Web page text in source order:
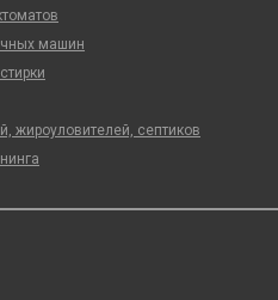
машин
жироуловителей, септиков